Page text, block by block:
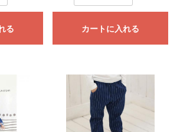
る カートに入れる